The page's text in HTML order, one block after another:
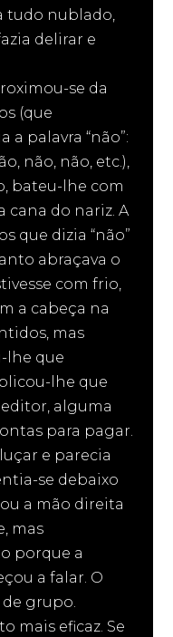
tudo nublado,
delirar e
se da
(que
palavra “não”:
não, não, etc.),
bateu-lhe com
cana do nariz. A
que dizia “não”
abraçava o
com frio,
a cabeça na
mas
lhe que
lhe que
alguma
para pagar.
e parecia
se debaixo
a mão direita
mas
porque a
a falar. O
grupo.
mais eficaz. Se